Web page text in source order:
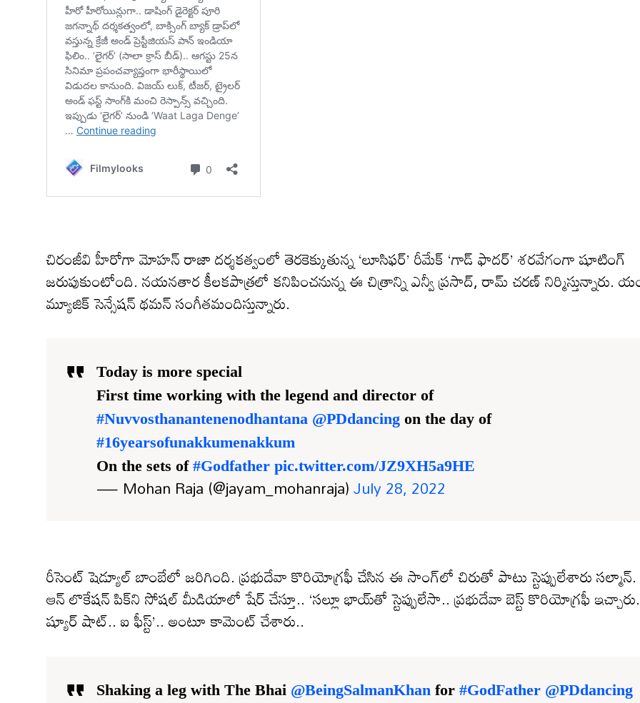
చిరంజీవి హీరోగా మోహన్ రాజా దర్శకత్వంలో తెరకెక్కుతున్న ‘లూసిఫర్’ రీమేక్ ‘గాడ్ ఫాదర్’ శరవేగంగా షూటింగ్
జరుపుకుంటోంది. నయనతార కీలకపాత్రలో కనిపించనున్న ఈ చిత్రాన్ని ఎన్వీ ప్రసాద్, రామ్ చరణ్ నిర్మిస్తున్నారు.
మ్యూజిక్ సెన్సేషన్ థమన్ సంగీతమందిస్తున్నారు.
Today is more special
First time working with the legend and director of
#Nuvvosthanantenenodhantana @PDdancing on the day of
#16yearsofunakkumenakkum
On the sets of #Godfather pic.twitter.com/JZ9XH5a9HE
— Mohan Raja (@jayam_mohanraja)July 28, 2022
రీసెంట్ షెడ్యూల్ బాంబేలో జరిగింది. ప్రభుదేవా కొరియోగ్రఫీ చేసిన ఈ సాంగ్‌లో చిరుతో పాటు స్టెప్పులేశారు సల్మాన్.
ఆన్ లొకేషన్ పిక్‌ని సోషల్ మీడియాలో షేర్ చేస్తూ.. ‘సల్లూ భాయ్‌తో స్టెప్పులేసా.. ప్రభుదేవా బెస్ట్ కొరియోగ్రఫీ
ష్యూర్ షాట్.. ఐ ఫీస్ట్’.. అంటూ కామెంట్ చేశారు..
Shaking a leg with The Bhai @BeingSalmanKhan for #GodFather @PDdancing